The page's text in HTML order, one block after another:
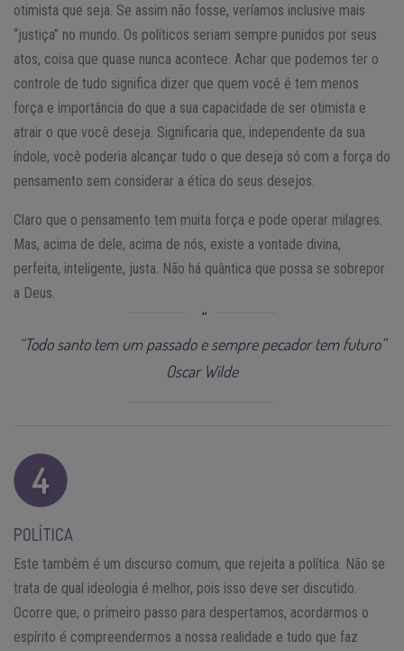
otimista que seja. Se assim não fosse, veríamos inclusive mais
“justiça” no mundo. Os políticos seriam sempre punidos por seus
atos, coisa que quase nunca acontece. Achar que podemos ter o
controle de tudo significa dizer que quem você é tem menos
força e importância do que a sua capacidade de ser otimista e
atrair o que você deseja. Significaria que, independente da sua
índole, você poderia alcançar tudo o que deseja só com a força do
pensamento sem considerar a ética do seus desejos.
Claro que o pensamento tem muita força e pode operar milagres.
Mas, acima de dele, acima de nós, existe a vontade divina,
perfeita, inteligente, justa. Não há quântica que possa se sobrepor
a Deus.
“Todo santo tem um passado e sempre pecador tem futuro”
Oscar Wilde
POLÍTICA
Este também é um discurso comum, que rejeita a política. Não se
trata de qual ideologia é melhor, pois isso deve ser discutido.
Ocorre que, o primeiro passo para despertamos, acordarmos o
espírito é compreendermos a nossa realidade e tudo que faz